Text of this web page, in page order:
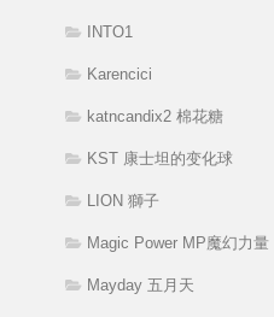
INTO1
Karencici
katncandix2 棉花糖
KST 康士坦的变化球
LION 獅子
Magic Power MP魔幻力量
Mayday 五月天